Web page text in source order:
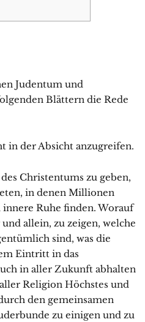
Judentum und
Blättern die Rede
in der Absicht anzugreifen.
Christentums zu geben,
in denen Millionen
Ruhe finden. Worauf
allein, zu zeigen, welche
sind, was die
Eintritt in das
in aller Zukunft abhalten
Religion Höchstes und
den gemeinsamen
zu einigen und zu